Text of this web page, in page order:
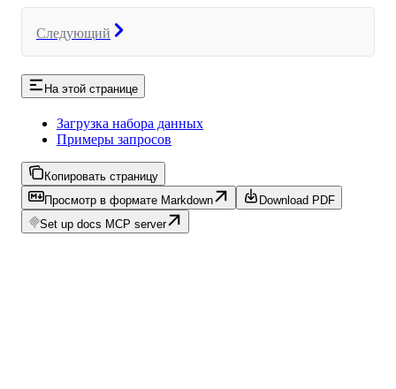
Следующий
На этой странице
Загрузка набора данных
Примеры запросов
Копировать страницу
Просмотр в формате Markdown
Download PDF
Set up docs MCP server